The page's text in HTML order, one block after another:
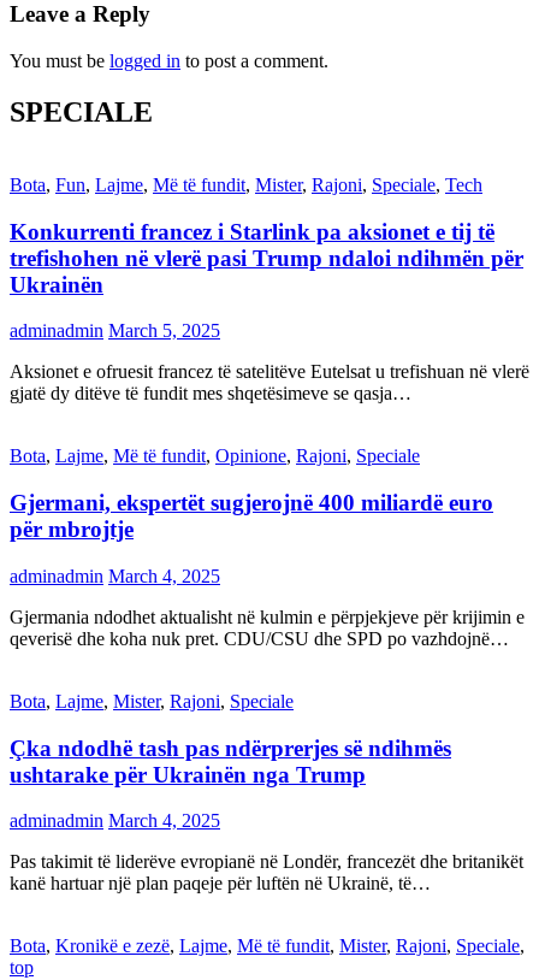
Leave a Reply
You must be logged in to post a comment.
SPECIALE
Bota, Fun, Lajme, Më të fundit, Mister, Rajoni, Speciale, Tech
Konkurrenti francez i Starlink pa aksionet e tij të
trefishohen në vlerë pasi Trump ndaloi ndihmën për
Ukrainën
adminadmin March 5, 2025
Aksionet e ofruesit francez të satelitëve Eutelsat u trefishuan në vlerë
gjatë dy ditëve të fundit mes shqetësimeve se qasja…
Bota, Lajme, Më të fundit, Opinione, Rajoni, Speciale
Gjermani, ekspertët sugjerojnë 400 miliardë euro
për mbrojtje
adminadmin March 4, 2025
Gjermania ndodhet aktualisht në kulmin e përpjekjeve për krijimin e
qeverisë dhe koha nuk pret. CDU/CSU dhe SPD po vazhdojnë…
Bota, Lajme, Mister, Rajoni, Speciale
Çka ndodhë tash pas ndërprerjes së ndihmës
ushtarake për Ukrainën nga Trump
adminadmin March 4, 2025
Pas takimit të liderëve evropianë në Londër, francezët dhe britanikët
kanë hartuar një plan paqeje për luftën në Ukrainë, të…
Bota, Kronikë e zezë, Lajme, Më të fundit, Mister, Rajoni, Speciale,
top